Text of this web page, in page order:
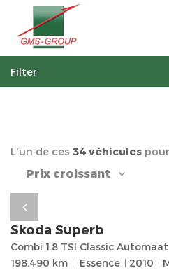
Filter
L'un de ces 34 véhicules
Prix croissant
Skoda Superb
Combi 1.8 TSI Classic Automaat
198.490 km
Essence 2010